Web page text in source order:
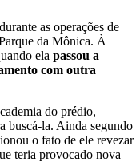
as operações de
da Mônica. À
ela passou a
com outra
do prédio,
buscá-la. Ainda segundo
o fato de ele revezar
teria provocado nova